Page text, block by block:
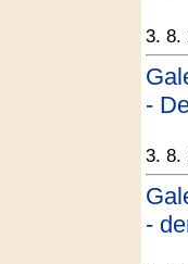
3. 8.
-
3. 8.
-